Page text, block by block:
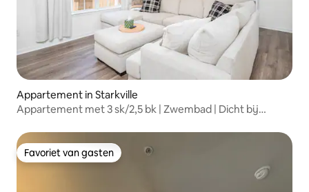
Appartement in Starkville
Appartement met 3 sk/2,5 bk | Zwembad | Dicht bij
Favoriet van gasten
Favoriet van gasten